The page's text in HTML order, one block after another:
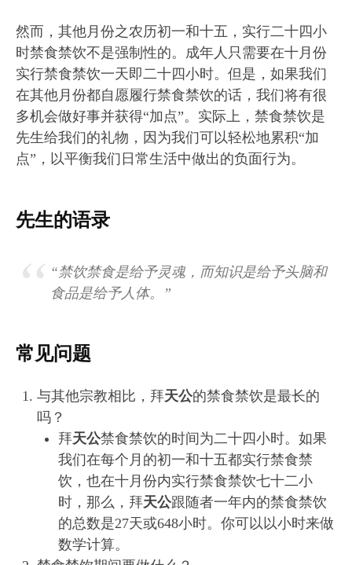
然而，其他月份之农历初一和十五，实行二十四小
时禁食禁饮不是强制性的。成年人只需要在十月份
实行禁食禁饮一天即二十四小时。但是，如果我们
在其他月份都自愿履行禁食禁饮的话，我们将有很
多机会做好事并获得“加点”。实际上，禁食禁饮是
先生给我们的礼物，因为我们可以轻松地累积“加
点”，以平衡我们日常生活中做出的负面行为。
先生的语录
“禁饮禁食是给予灵魂，而知识是给予头脑和
食品是给予人体。”
常见问题
与其他宗教相比，拜天公的禁食禁饮是最长的
吗？
拜天公禁食禁饮的时间为二十四小时。如果
我们在每个月的初一和十五都实行禁食禁
饮，也在十月份内实行禁食禁饮七十二小
时，那么，拜天公跟随者一年内的禁食禁饮
的总数是27天或648小时。你可以以小时来做
数学计算。